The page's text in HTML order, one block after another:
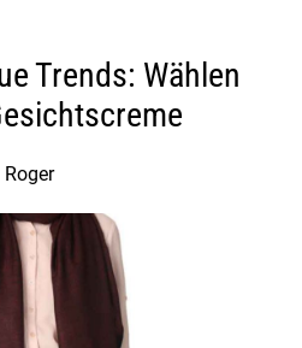
Trends: Wählen
Roger